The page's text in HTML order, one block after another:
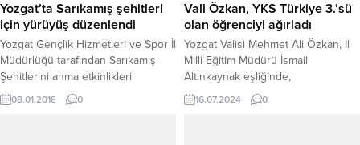
Yozgat’ta Sarıkamış şehitleri
için yürüyüş düzenlendi
Yozgat Gençlik Hizmetleri ve Spor İl
Müdürlüğü tarafından Sarıkamış
Şehitlerini anma etkinlikleri
kapsamında yürüyüş düzenlendi.
08.01.2018 0
Vali Özkan, YKS Türkiye 3.’sü
olan öğrenciyi ağırladı
Yozgat Valisi Mehmet Ali Özkan, İl
Milli Eğitim Müdürü İsmail
Altınkaynak eşliğinde,
Yükseköğretim Kurumları
Sınavı'nda (YKS) Türkiye 3.'sü olan
16.07.2024 0